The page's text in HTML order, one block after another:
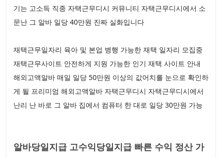
기는 고소득 직종 자택근무디시 커뮤니티 자택근무디시에서 소
문난 그 알바 일당 40만원 진짜 실화입니다
재택근무일자리 육아 및 본업 병행 가능한 재택 일자리 모집중
재택근무사이트 안전하게 지원 가능한 인기 재택 사이트 안내
해외고액알바 매일 일당 50만원 이상의 값어치를 눈으로 확인하
게 될 프리미엄 해외고액알바 자택근무디시 자택근무디시에서
난리 난 바로 그 알바 집에서 컴퓨터 한 대로 일당 30만원 가능
알바당일지급 고수익당일지급 빠른 수익 정산 가